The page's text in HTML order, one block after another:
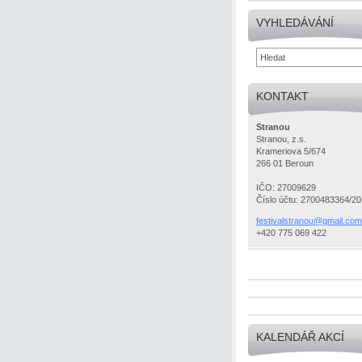
VYHLEDÁVÁNÍ
KONTAKT
Stranou
Stranou, z.s.
Krameriova 5/674
266 01 Beroun
IČO: 27009629
Číslo účtu: 2700483364/
festivalstranou@gmail.com
+420 775 069 422
KALENDÁŘ AKCÍ